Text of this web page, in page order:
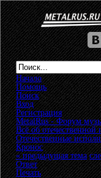
Начало
Помощь
Поиск
Вход
Регистрация
MetalRus - Форум
Всё об
Отечественные
Кронос
« предыдущая тема
Ответ
Печать